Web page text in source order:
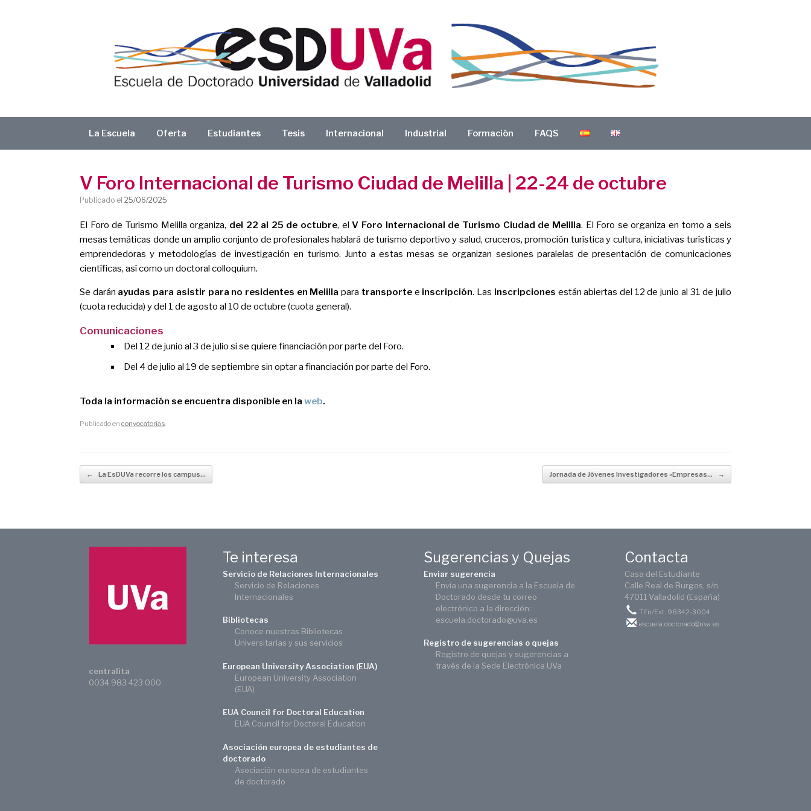
La Escuela Oferta Estudiantes Tesis Internacional Industrial Formación FAQS
V Foro Internacional de Turismo Ciudad de Melilla | 22-24 de octubre
Publicado el 25/06/2025
El Foro de Turismo Melilla organiza, del 22 al 25 de octubre, elV Foro Internacional de Turismo Ciudad de Melilla. El Foro se organiza en torno a seis
mesas temáticas donde un amplio conjunto de profesionales hablará de turismo deportivo y salud, cruceros, promoción turística y cultura, iniciativas turísticas y
emprendedoras y metodologías de investigación en turismo. Junto a estas mesas se organizan sesiones paralelas de presentación de comunicaciones
científicas, así como un doctoral colloquium.
Se darán ayudas para asistir para no residentes en Melilla para transportee inscripción. Las inscripciones están abiertas del 12 de junio al 31 de julio
(cuota reducida) y del 1 de agosto al 10 de octubre (cuota general).
Comunicaciones
Del 12 de junio al 3 de julio si se quiere financiación por parte del Foro.
Del 4 de julio al 19 de septiembre sin optar a financiación por parte del Foro.
Toda la información se encuentra disponible en la web.
Publicado en convocatorias
Navegador de artículos
← La EsDUVa recorre los campus… Jornada de Jóvenes Investigadores «Empresas… →
centralita
0034 983 423 000
Te interesa
Servicio de Relaciones Internacionales
Servicio de Relaciones
Internacionales
Bibliotecas
Conoce nuestras Bibliotecas
Universitarias y sus servicios
European University Association (EUA)
European University Association
(EUA)
EUA Council for Doctoral Education
EUA Council for Doctoral Education
Asociación europea de estudiantes de
doctorado
Asociación europea de estudiantes
de doctorado
Sugerencias y Quejas
Enviar sugerencia
Envía una sugerencia a la Escuela de
Doctorado desde tu correo
electrónico a la dirección:
escuela.doctorado@uva.es
Registro de sugerencias o quejas
Registro de quejas y sugerencias a
través de la Sede Electrónica UVa
Contacta
Casa del Estudiante
Calle Real de Burgos, s/n
47011 Valladolid (España)
Tlfn/Ext: 98342-3004
escuela.doctorado@uva.es